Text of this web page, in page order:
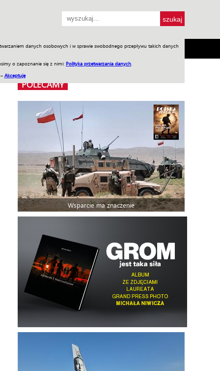
danych osobowych i w sprawie swobodnego przepływu takich danych
o zapoznanie się z nimi: Polityka przetwarzania danych
Akceptuję
SKLEP Jednodniówki Praca w WIW
POLECAMY
Wsparcie ma znaczenie